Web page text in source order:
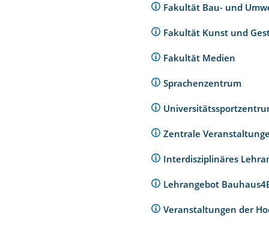
Fakultät Bau- und
Fakultät Kunst und
Fakultät Medien
Sprachenzentrum
Zentrale
Interdisziplinäres
Lehrangebot
Veranstaltungen der